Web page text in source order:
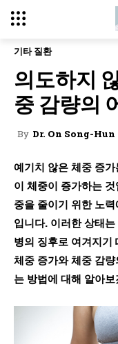
기타 질환
의도하지
중 감량의
By Dr. On Song-Hun
예기치 않은 체중 증
이 체중이 증가하는
중을 줄이기 위한 노
입니다. 이러한 상태
병의 징후로 여겨지기
체중 증가와 체중 감
는 방법에 대해 알아